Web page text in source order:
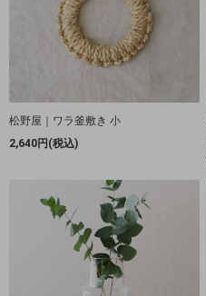
松野屋｜ワラ釜敷き 小
2,640円(税込)